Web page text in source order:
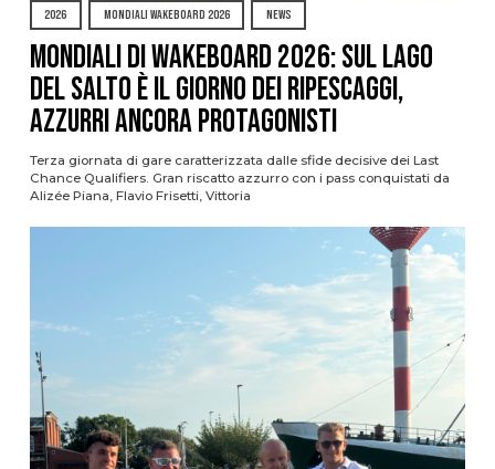
2026 MONDIALI WAKEBOARD 2026 NEWS
Mondiali di Wakeboard 2026: sul Lago
del Salto è il giorno dei ripescaggi,
azzurri ancora protagonisti
Terza giornata di gare caratterizzata dalle sfide decisive dei Last
Chance Qualifiers. Gran riscatto azzurro con i pass conquistati da
Alizée Piana, Flavio Frisetti, Vittoria